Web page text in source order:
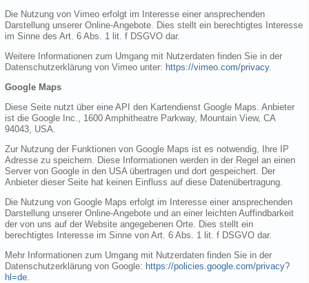
Die Nutzung von Vimeo erfolgt im Interesse einer ansprechenden
Darstellung unserer Online-Angebote. Dies stellt ein berechtigtes Interesse
im Sinne des Art. 6 Abs. 1 lit. f DSGVO dar.
Weitere Informationen zum Umgang mit Nutzerdaten finden Sie in der
Datenschutzerklärung von Vimeo unter: https://vimeo.com/privacy.
Google Maps
Diese Seite nutzt über eine API den Kartendienst Google Maps. Anbieter
ist die Google Inc., 1600 Amphitheatre Parkway, Mountain View, CA
94043, USA.
Zur Nutzung der Funktionen von Google Maps ist es notwendig, Ihre IP
Adresse zu speichern. Diese Informationen werden in der Regel an einen
Server von Google in den USA übertragen und dort gespeichert. Der
Anbieter dieser Seite hat keinen Einfluss auf diese Datenübertragung.
Die Nutzung von Google Maps erfolgt im Interesse einer ansprechenden
Darstellung unserer Online-Angebote und an einer leichten Auffindbarkeit
der von uns auf der Website angegebenen Orte. Dies stellt ein
berechtigtes Interesse im Sinne von Art. 6 Abs. 1 lit. f DSGVO dar.
Mehr Informationen zum Umgang mit Nutzerdaten finden Sie in der
Datenschutzerklärung von Google: https://policies.google.com/privacy?
hl=de